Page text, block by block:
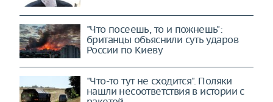
"Что посеешь, то и пожнешь":
британцы объяснили суть ударов
России по Киеву
"Что-то тут не сходится". Поляки
нашли несоответствия в истории с